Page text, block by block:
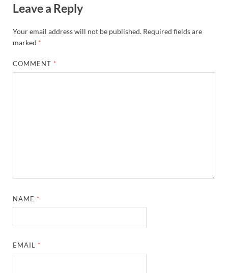
Leave a Reply
Your email address will not be published. Required fields are
marked *
COMMENT *
NAME *
EMAIL *